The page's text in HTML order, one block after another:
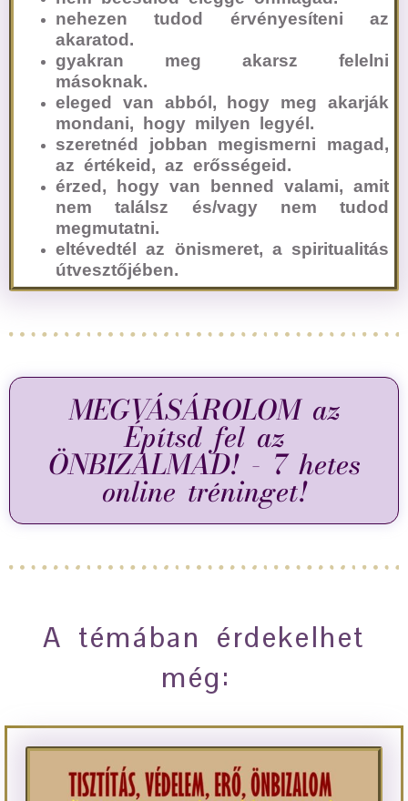
nehezen tudod érvényesíteni az
akaratod.
gyakran meg akarsz felelni
másoknak.
eleged van abból, hogy meg akarják
mondani, hogy milyen legyél.
szeretnéd jobban megismerni magad,
az értékeid, az erősségeid.
érzed, hogy van benned valami, amit
nem találsz és/vagy nem tudod
megmutatni.
eltévedtél az önismeret, a spiritualitás
útvesztőjében.
MEGVÁSÁROLOM az
Építsd fel az
ÖNBIZALMAD! - 7 hetes
online tréninget!
A témában érdekelhet
még: